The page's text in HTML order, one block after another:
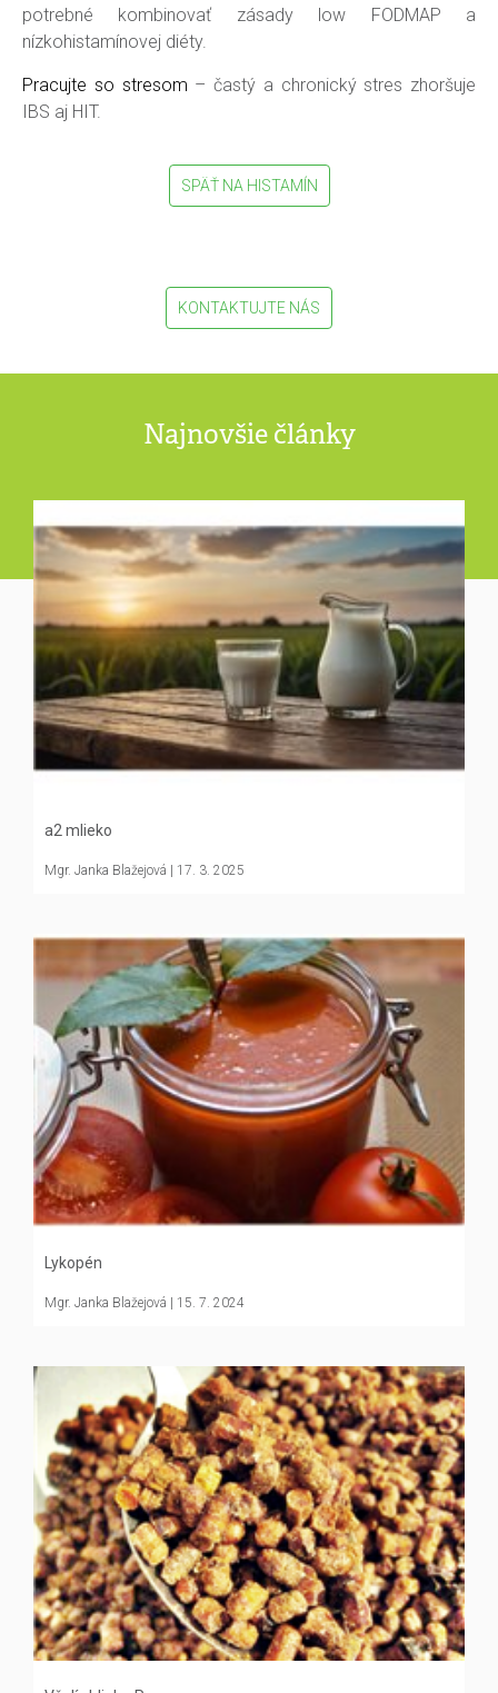
potrebné kombinovať zásady low FODMAP a
nízkohistamínovej diéty.
Pracujte so stresom – častý a chronický stres zhoršuje
IBS aj HIT.
SPÄŤ NA HISTAMÍN
KONTAKTUJTE NÁS
Najnovšie články
a2 mlieko
Mgr. Janka Blažejová | 17. 3. 2025
Lykopén
Mgr. Janka Blažejová | 15. 7. 2024